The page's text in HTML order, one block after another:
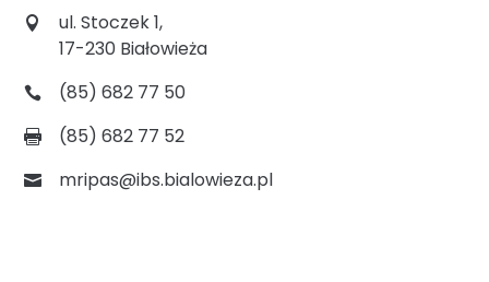
ul. Stoczek 1,
17-230 Białowieża
(85) 682 77 50
(85) 682 77 52
mripas@ibs.bialowieza.pl